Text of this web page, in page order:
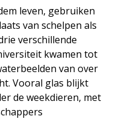
leven, gebruiken
van schelpen als
verschillende
kwamen tot
van over
Vooral glas blijkt
de weekdieren, met